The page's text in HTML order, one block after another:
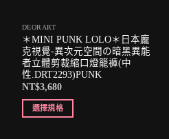
DEORART
＊MINI PUNK LOLO＊日本龐
克視覺-異次元空間の暗黑異能
者立體剪裁縮口燈籠褲(中
性.DRT2293)PUNK
NT$3,680
選擇規格